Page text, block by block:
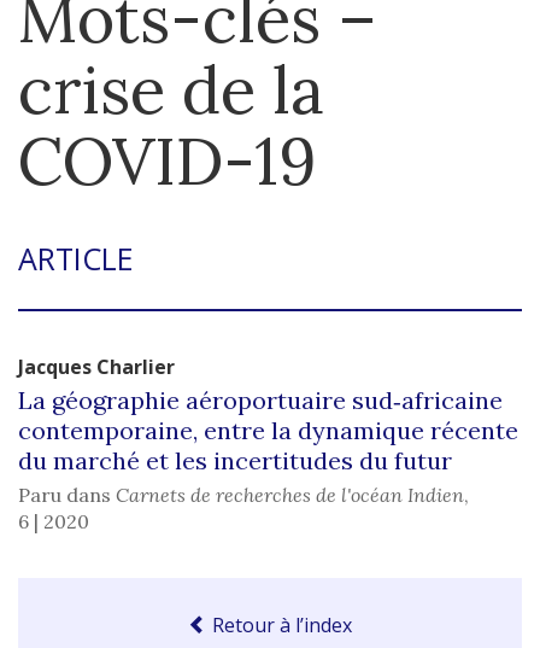
Mots-clés –
crise de la
COVID-19
ARTICLE
Jacques Charlier
La géographie aéroportuaire sud‑africaine
contemporaine, entre la dynamique récente
du marché et les incertitudes du futur
Paru dans Carnets de recherches de l'océan Indien,
6 | 2020
Retour à l’index